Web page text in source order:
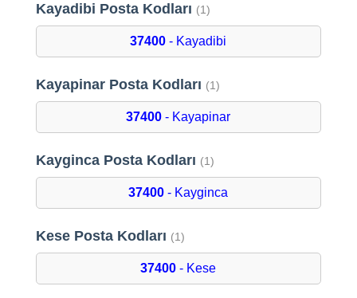
Kayadibi Posta Kodları (1)
37400 - Kayadibi
Kayapinar Posta Kodları (1)
37400 - Kayapinar
Kayginca Posta Kodları (1)
37400 - Kayginca
Kese Posta Kodları (1)
37400 - Kese